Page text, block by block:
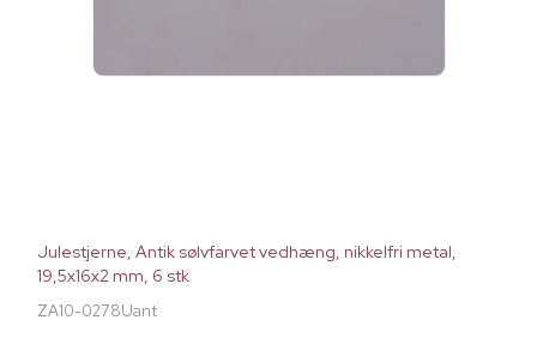
Julestjerne, Antik sølvfarvet vedhæng, nikkelfri metal,
19,5x16x2 mm, 6 stk
ZA10-0278Uant